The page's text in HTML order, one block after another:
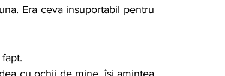
Era ceva insuportabil pentru